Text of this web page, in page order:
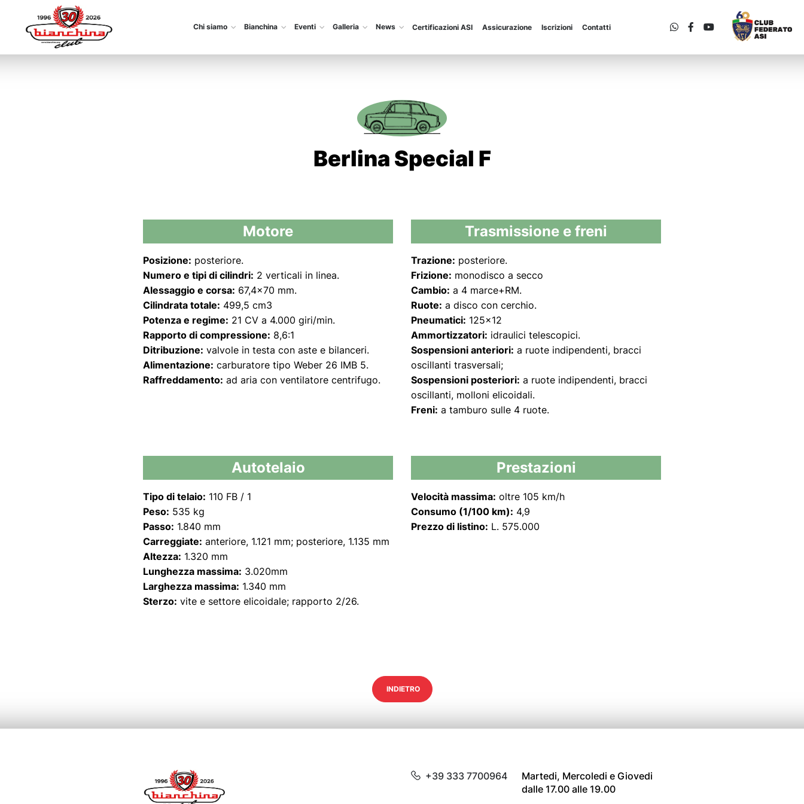
Chi siamo Bianchina Eventi Galleria News Certificazioni ASI Assicurazione Iscrizioni Contatti
Berlina Special F
Motore
Posizione: posteriore.
Numero e tipi di cilindri: 2 verticali in linea.
Alessaggio e corsa: 67,4x70 mm.
Cilindrata totale: 499,5 cm3
Potenza e regime: 21 CV a 4.000 giri/min.
Rapporto di compressione: 8,6:1
Ditribuzione: valvole in testa con aste e bilanceri.
Alimentazione: carburatore tipo Weber 26 IMB 5.
Raffreddamento: ad aria con ventilatore centrifugo.
Trasmissione e freni
Trazione: posteriore.
Frizione: monodisco a secco
Cambio: a 4 marce+RM.
Ruote: a disco con cerchio.
Pneumatici: 125x12
Ammortizzatori: idraulici telescopici.
Sospensioni anteriori: a ruote indipendenti, bracci
oscillanti trasversali;
Sospensioni posteriori: a ruote indipendenti, bracci
oscillanti, molloni elicoidali.
Freni: a tamburo sulle 4 ruote.
Autotelaio
Tipo di telaio: 110 FB / 1
Peso: 535 kg
Passo: 1.840 mm
Carreggiate: anteriore, 1.121 mm; posteriore, 1.135 mm
Altezza: 1.320 mm
Lunghezza massima: 3.020mm
Larghezza massima: 1.340 mm
Sterzo: vite e settore elicoidale; rapporto 2/26.
Prestazioni
Velocità massima: oltre 105 km/h
Consumo (1/100 km): 4,9
Prezzo di listino: L. 575.000
INDIETRO
+39 333 7700964
Martedi, Mercoledi e Giovedi
dalle 17.00 alle 19.00